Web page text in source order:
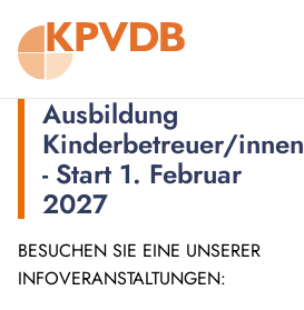
Ausbildung
Kinderbetreuer/innen
- Start 1. Februar
2027
BESUCHEN SIE EINE UNSERER
INFOVERANSTALTUNGEN: